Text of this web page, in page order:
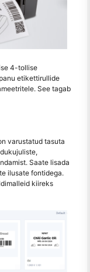
4-tollise
etikettirullide
See tagab
varustatud tasuta
Saate lisada
ilusate fontidega.
kiireks